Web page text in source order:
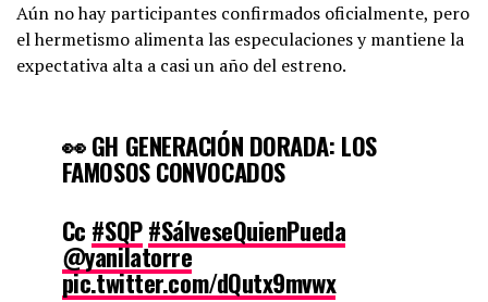
Aún no hay participantes confirmados oficialmente, pero
el hermetismo alimenta las especulaciones y mantiene la
expectativa alta a casi un año del estreno.
👀 GH GENERACIÓN DORADA: LOS
FAMOSOS CONVOCADOS
Cc #SQP#SálveseQuienPueda
@yanilatorre
pic.twitter.com/dQutx9mvwx